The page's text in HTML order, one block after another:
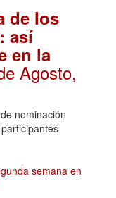
de los
así
en la
Agosto,
nominación